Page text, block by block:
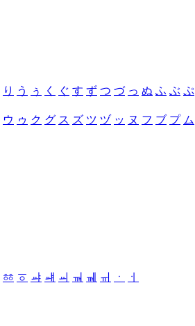
り う ぅ く ぐ す ず つ づ っ ぬ ふ ぶ ぷ
ウ ゥ ク グ ス ズ ツ ヅ ッ ヌ フ ブ プ ム
ㆅ ㆆ ㆇ ㆈ ㆉ ㆊ ㆋ ㆌ ㆍ
ㆎ